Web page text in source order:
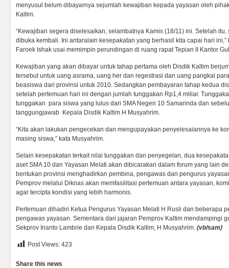
menyusul belum dibayarnya sejumlah kewajiban kepada yayasan oleh
Kaltim.
“Kewajiban segera diselesaikan, selambatnya Kamis (18/11) ini. Setelah
dibuka kembali. Ini antaralain kesepakatan yang berhasil kita capai hari ini,”
Faroek Ishak usai memimpin perundingan di ruang rapat Tepian II Kantor
Kewajiban yang akan dibayar untuk tahap pertama oleh Disdik Kaltim
tersebut untuk uang asrama, uang her dan regestrasi dan uang pangkal
beasiswa dari provinsi untuk 2010. Sedangkan pembayaran tahap kedua
setelah pertemuan hari ini dengan jumlah tunggakan Rp1,4 miliar.
tunggakan para siswa yang lulus dari SMA Negeri 10 Samarinda dan
tanggungjawab Kepala Disdik Kaltim H Musyahrim.
“Kita akan lakukan pengecekan dan mengupayakan penyelesaiannya ke
masing siswa,” kata Musyahrim.
Selain kesepakatan terkait nilai tunggakan dan penyegelan, dua
aset SMA 10 dan Yayasan Melati akan dibicarakan dalam forum yang lain
bentukan provinsi menghadirkan pembina, pengawas dan pengurus
Pemprov melalui Diknas akan memfasilitasi pertemuan antara yayasan,
agar tercipta kondisi yang lebih harmonis.
Pertemuan dihadiri Ketua Pengurus Yayasan Melati H Rusli dan beberapa
pengawas yayasan. Sementara dari jajaran Pemprov Kaltim mendampingi
Sekprov Irianto Lambrie dan Kepala Disdik Kaltim, H Musyahrim. (vb/sam)
Post Views: 423
Share this news